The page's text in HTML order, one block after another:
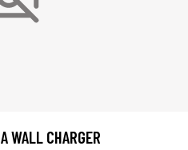
WALL CHARGER